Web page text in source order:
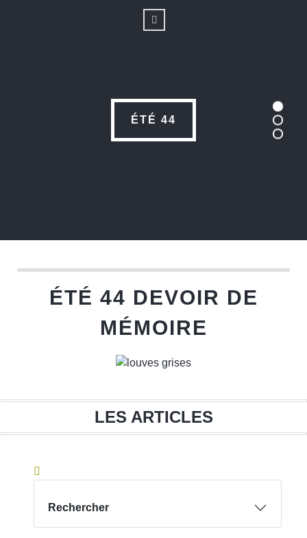
ÉTÉ 44
DEVOIR
MÉMOIRE
ÉTÉ 44 DEVOIR DE
MÉMOIRE
LES ARTICLES
Rechercher